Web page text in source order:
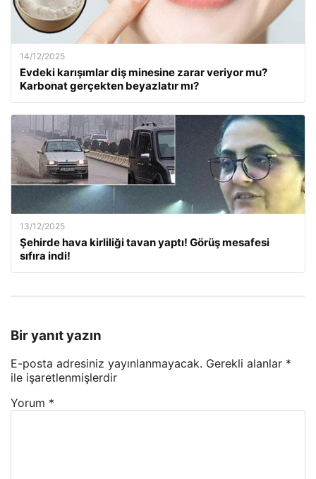
14/12/2025
Evdeki karışımlar diş minesine zarar veriyor mu?
Karbonat gerçekten beyazlatır mı?
13/12/2025
Şehirde hava kirliliği tavan yaptı! Görüş mesafesi
sıfıra indi!
Bir yanıt yazın
E-posta adresiniz yayınlanmayacak. Gerekli alanlar *
ile işaretlenmişlerdir
Yorum *